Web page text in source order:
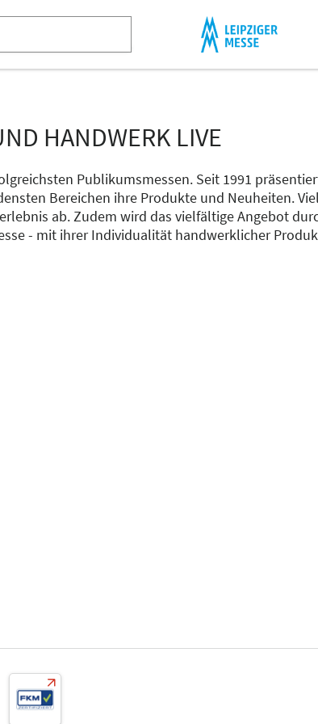
HANDWERK LIVE
Publikumsmessen. Seit 1991
Bereichen ihre Produkte und Neuheiten.
ab. Zudem wird das vielfältige Angebot
- mit ihrer Individualität handwerklicher